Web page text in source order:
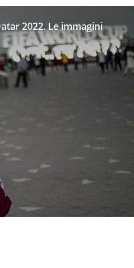
2022. Le immagini